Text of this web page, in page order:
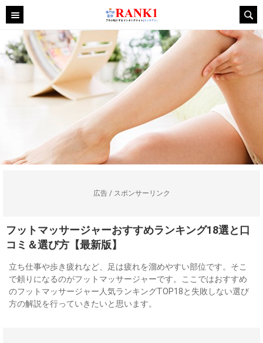
広告 / スポンサーリンク
フットマッサージャーおすすめランキング18選と口
コミ＆選び方【最新版】
立ち仕事や歩き疲れなど、足は疲れを溜めやすい部位です。そこ
で頼りになるのがフットマッサージャーです。ここではおすすめ
のフットマッサージャー人気ランキングTOP18と失敗しない選び
方の解説を行っていきたいと思います。